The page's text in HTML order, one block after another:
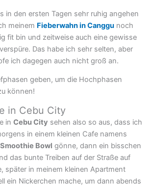
in den ersten Tagen sehr ruhig angehen
meinem Fieberwahn in Canggu noch
fit bin und zeitweise auch eine gewisse
Das habe ich sehr selten, aber
ich dagegen auch nicht groß an.
geben, um die Hochphasen
können!
in Cebu City
in Cebu City sehen also so aus, dass ich
in einem kleinen Cafe namens
Bowl gönne, dann ein bisschen
das bunte Treiben auf der Straße auf
später in meinem kleinen Apartment
ein Nickerchen mache, um dann abends